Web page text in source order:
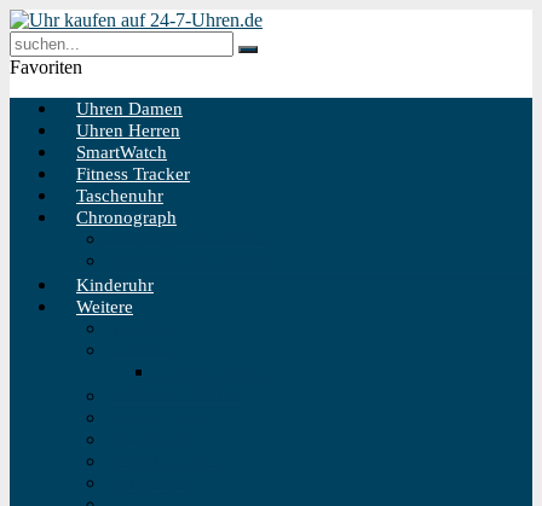
Favoriten
Uhren Damen
Uhren Herren
SmartWatch
Fitness Tracker
Taschenuhr
Chronograph
Kinderuhr
Weitere